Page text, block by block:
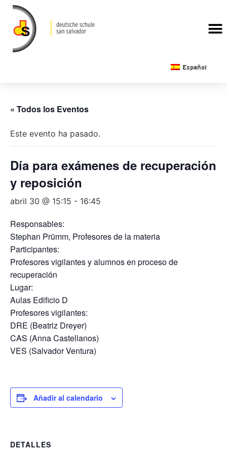
Español
« Todos los Eventos
Este evento ha pasado.
Día para exámenes de recuperación
y reposición
abril 30 @ 15:15 - 16:45
Responsables:
Stephan Prümm, Profesores de la materia
Participantes:
Profesores vigilantes y alumnos en proceso de
recuperación
Lugar:
Aulas Edificio D
Profesores vigilantes:
DRE (Beatriz Dreyer)
CAS (Anna Castellanos)
VES (Salvador Ventura)
Añadir al calendario
DETALLES